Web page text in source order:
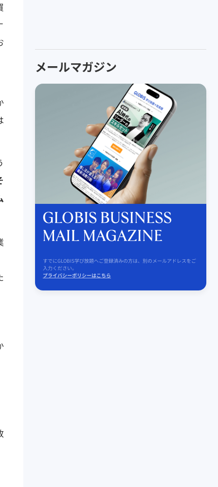
メールマガジン
すでにGLOBIS学び放題へご登録済みの方は、別のメールアドレスをご
入力ください。
プライバシーポリシーはこちら